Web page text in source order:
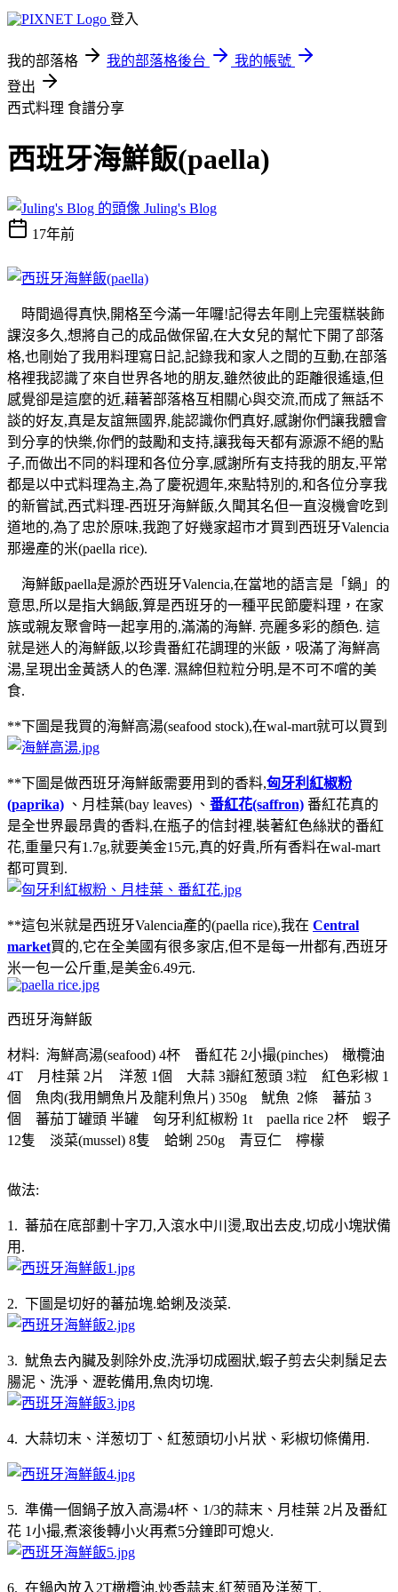
登入
我的部落格 我的部落格後台
我的帳號
登出
西式料理 食譜分享
西班牙海鮮飯(paella)
Juling's Blog
17年前
時間過得真快,開格至今滿一年囉!記得去年剛上完蛋糕裝飾
課沒多久,想將自己的成品做保留,在大女兒的幫忙下開了部落
格,也剛始了我用料理寫日記,記錄我和家人之間的互動,在部落
格裡我認識了來自世界各地的朋友,雖然彼此的距離很遙遠,但
感覺卻是這麼的近,藉著部落格互相關心與交流,而成了無話不
談的好友,真是友誼無國界,能認識你們真好,感謝你們讓我體會
到分享的快樂,你們的鼓勵和支持,讓我每天都有源源不絕的點
子,而做出不同的料理和各位分享,感謝所有支持我的朋友,平常
都是以中式料理為主,為了慶祝週年,來點特別的,和各位分享我
的新嘗試,西式料理-西班牙海鮮飯,久聞其名但一直沒機會吃到
道地的,為了忠於原味,我跑了好幾家超市才買到西班牙Valencia
那邊產的米(paella rice).
海鮮飯paella是源於西班牙Valencia,在當地的語言是「鍋」的
意思,所以是指大鍋飯,算是西班牙的一種平民節慶料理，在家
族或親友聚會時一起享用的,滿滿的海鮮. 亮麗多彩的顏色. 這
就是迷人的海鮮飯,以珍貴番紅花調理的米飯，吸滿了海鮮高
湯,呈現出金黃誘人的色澤. 濕綿但粒粒分明,是不可不嚐的美
食.
**下圖是我買的海鮮高湯(seafood stock),在wal-mart就可以買到
**下圖是做西班牙海鮮飯需要用到的香料,匈牙利紅椒粉
(paprika) 、月桂葉(bay leaves) 、 番紅花(saffron) 番紅花真的
是全世界最昂貴的香料,在瓶子的信封裡,裝著紅色絲狀的番紅
花,重量只有1.7g,就要美金15元,真的好貴,所有香料在wal-mart
都可買到.
**這包米就是西班牙Valencia產的(paella rice),我在 Central
market買的,它在全美國有很多家店,但不是每一卅都有,西班牙
米一包一公斤重,是美金6.49元.
西班牙海鮮飯
材料: 海鮮高湯(seafood) 4杯 番紅花 2小撮(pinches) 橄欖油
4T 月桂葉 2片 洋葱 1個 大蒜 3瓣紅葱頭 3粒 紅色彩椒 1
個 魚肉(我用鯛魚片及龍利魚片) 350g 魷魚 2條 蕃茄 3
個 蕃茄丁罐頭 半罐 匈牙利紅椒粉 1t paella rice 2杯 蝦子
12隻 淡菜(mussel) 8隻 蛤蜊 250g 青豆仁 檸檬
做法:
1. 蕃茄在底部劃十字刀,入滾水中川燙,取出去皮,切成小塊狀備
用.
2. 下圖是切好的蕃茄塊.蛤蜊及淡菜.
3. 魷魚去內臟及剝除外皮,洗淨切成圈狀,蝦子剪去尖刺鬚足去
腸泥、洗淨、瀝乾備用,魚肉切塊.
4. 大蒜切末、洋葱切丁、紅葱頭切小片狀、彩椒切條備用.
5. 準備一個鍋子放入高湯4杯、1/3的蒜末、月桂葉 2片及番紅
花 1小撮,煮滚後轉小火再煮5分鐘即可熄火.
6. 在鍋內放入2T橄欖油,炒香蒜末.紅葱頭及洋葱丁.